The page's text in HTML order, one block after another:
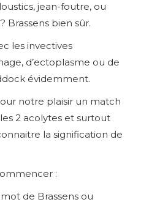
jean-foutre, ou
Brassens bien sûr.
les invectives
d’ectoplasme ou de
évidemment.
notre plaisir un match
2 acolytes et surtout
la signification de
:
de Brassens ou